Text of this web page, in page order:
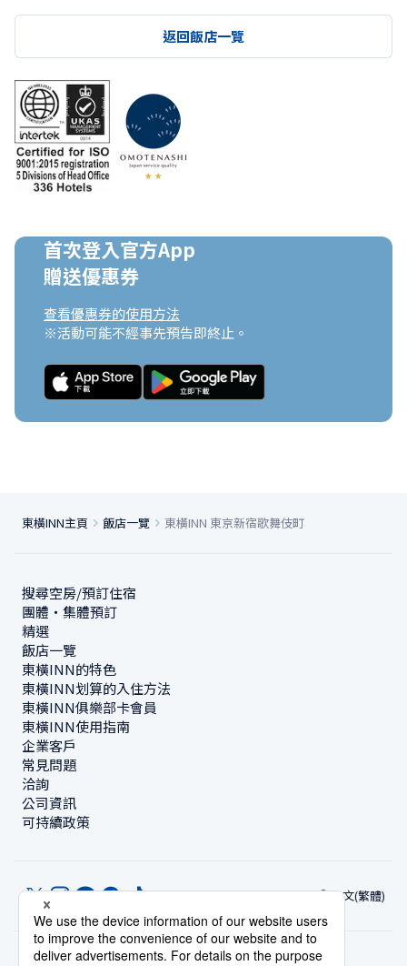
返回飯店一覽
首次登入官方App
贈送優惠券
查看優惠券的使用方法
※活動可能不經事先預告即終止。
東橫INN主頁 飯店一覽 東橫INN 東京新宿歌舞伎町
搜尋空房/預訂住宿
團體・集體預訂
精選
飯店一覽
東橫INN的特色
東橫INN划算的入住方法
東橫INN俱樂部卡會員
東橫INN使用指南
企業客戶
常見問題
洽詢
公司資訊
可持續政策
中文(繁體)
© Toyoko Inn Co., Ltd.